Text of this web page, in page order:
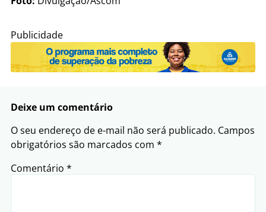
Publicidade
Deixe um comentário
O seu endereço de e-mail não será publicado. Campos
obrigatórios são marcados com *
Comentário *